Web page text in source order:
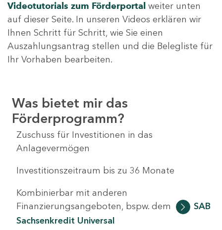
Videotutorials zum Förderportal weiter unten
auf dieser Seite. In unseren Videos erklären wir
Ihnen Schritt für Schritt, wie Sie einen
Auszahlungsantrag stellen und die Belegliste für
Ihr Vorhaben bearbeiten.
Was bietet mir das
Förderprogramm?
Zuschuss für Investitionen in das
Anlagevermögen
Investitionszeitraum bis zu 36 Monate
Kombinierbar mit anderen
Finanzierungsangeboten, bspw. dem
SAB
Sachsenkredit Universal